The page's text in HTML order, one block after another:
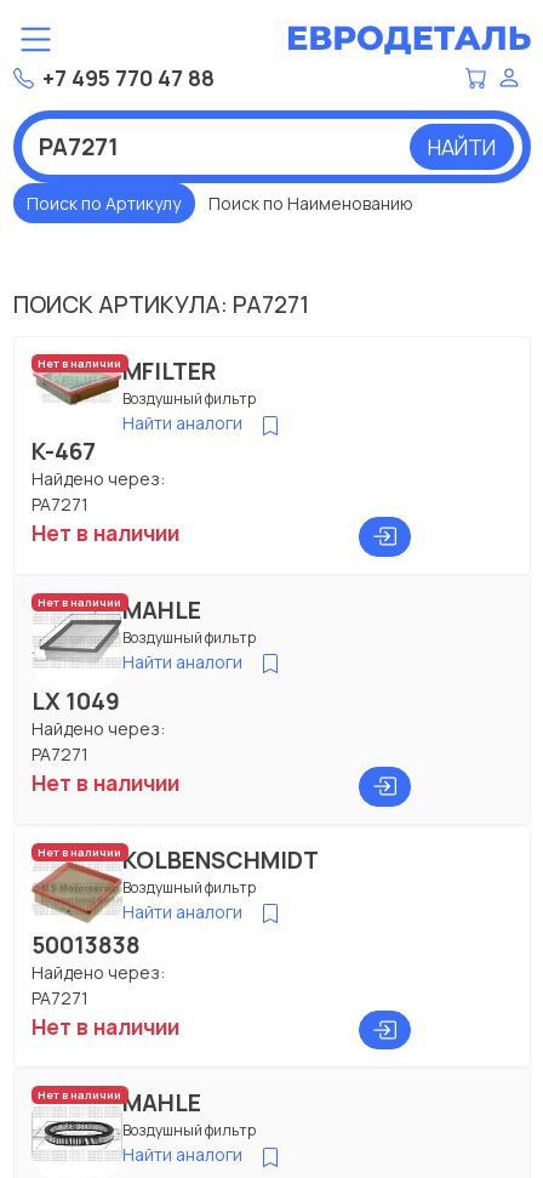
+7 495 770 47 88
НАЙТИ
Поиск по Артикулу Поиск по Наименованию
ПОИСК АРТИКУЛА: PA7271
Нет в наличииMFILTER
Воздушный фильтр
Найти аналоги
K-467
Найдено через:
PA7271
Нет в наличии
Нет в наличииMAHLE
Воздушный фильтр
Найти аналоги
LX 1049
Найдено через:
PA7271
Нет в наличии
Нет в наличииKOLBENSCHMIDT
Воздушный фильтр
Найти аналоги
50013838
Найдено через:
PA7271
Нет в наличии
Нет в наличииMAHLE
Воздушный фильтр
Найти аналоги